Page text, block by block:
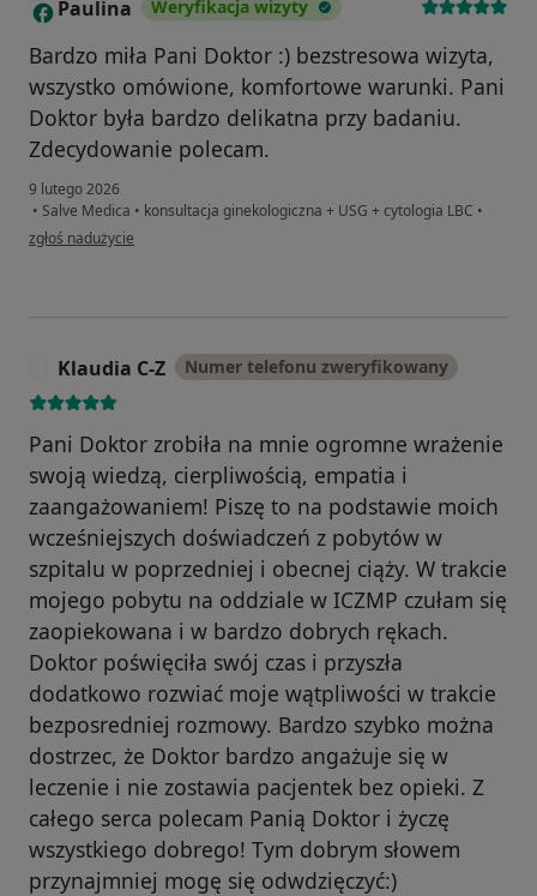
P Paulina Weryfikacja wizyty
Bardzo miła Pani Doktor :) bezstresowa wizyta,
wszystko omówione, komfortowe warunki. Pani
Doktor była bardzo delikatna przy badaniu.
Zdecydowanie polecam.
9 lutego 2026
• Salve Medica • konsultacja ginekologiczna + USG + cytologia LBC •
w opinii użytkownika Paulina
zgłoś nadużycie
Klaudia C-Z Numer telefonu zweryfikowany
Pani Doktor zrobiła na mnie ogromne wrażenie
swoją wiedzą, cierpliwością, empatia i
zaangażowaniem! Piszę to na podstawie moich
wcześniejszych doświadczeń z pobytów w
szpitalu w poprzedniej i obecnej ciąży. W trakcie
mojego pobytu na oddziale w ICZMP czułam się
zaopiekowana i w bardzo dobrych rękach.
Doktor poświęciła swój czas i przyszła
dodatkowo rozwiać moje wątpliwości w trakcie
bezposredniej rozmowy. Bardzo szybko można
dostrzec, że Doktor bardzo angażuje się w
leczenie i nie zostawia pacjentek bez opieki. Z
całego serca polecam Panią Doktor i życzę
wszystkiego dobrego! Tym dobrym słowem
przynajmniej mogę się odwdzięczyć:)